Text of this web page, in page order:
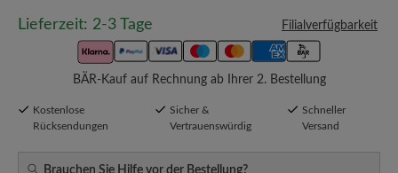
Lieferzeit: 2-3 Tage Filialverfügbarkeit
BÄR-Kauf auf Rechnung ab Ihrer 2. Bestellung
Kostenlose
Rücksendungen
Sicher &
Vertrauenswürdig
Schneller
Versand
Brauchen Sie Hilfe vor der Bestellung?